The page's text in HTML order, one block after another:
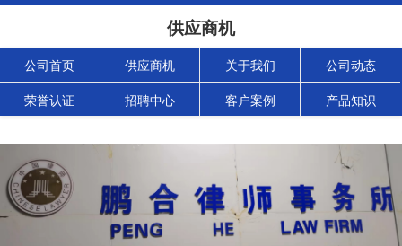
供应商机
公司首页 供应商机 关于我们 公司动态
荣誉认证 招聘中心 客户案例 产品知识